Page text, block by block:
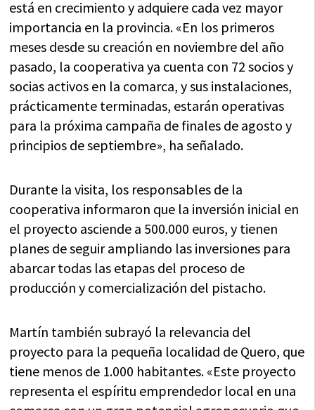
está en crecimiento y adquiere cada vez mayor
importancia en la provincia. «En los primeros
meses desde su creación en noviembre del año
pasado, la cooperativa ya cuenta con 72 socios y
socias activos en la comarca, y sus instalaciones,
prácticamente terminadas, estarán operativas
para la próxima campaña de finales de agosto y
principios de septiembre», ha señalado.
Durante la visita, los responsables de la
cooperativa informaron que la inversión inicial en
el proyecto asciende a 500.000 euros, y tienen
planes de seguir ampliando las inversiones para
abarcar todas las etapas del proceso de
producción y comercialización del pistacho.
Martín también subrayó la relevancia del
proyecto para la pequeña localidad de Quero, que
tiene menos de 1.000 habitantes. «Este proyecto
representa el espíritu emprendedor local en una